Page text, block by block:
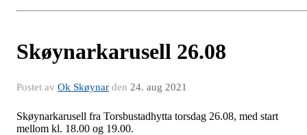
Skøynarkarusell 26.08
Postet av Ok Skøynar den 24. aug 2021
Skøynarkarusell fra Torsbustadhytta torsdag 26.08, med start
mellom kl. 18.00 og 19.00.